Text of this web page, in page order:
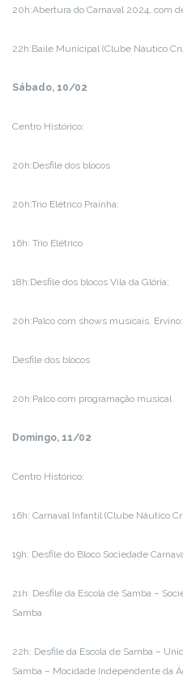
20h:Abertura do Carnaval 2024, com
22h:Baile Municipal (Clube Náutico
Sábado, 10/02
Centro Histórico:
20h:Desfile dos blocos
20h:Trio Elétrico Prainha:
16h: Trio Elétrico
18h:Desfile dos blocos Vila da Glória:
20h:Palco com shows musicais. Ervino:
Desfile dos blocos
20h:Palco com programação musical
Domingo, 11/02
Centro Histórico:
16h: Carnaval Infantil (Clube Náutico
19h: Desfile do Bloco Sociedade
21h: Desfile da Escola de Samba –
Samba
22h: Desfile da Escola de Samba –
Samba – Mocidade Independente da